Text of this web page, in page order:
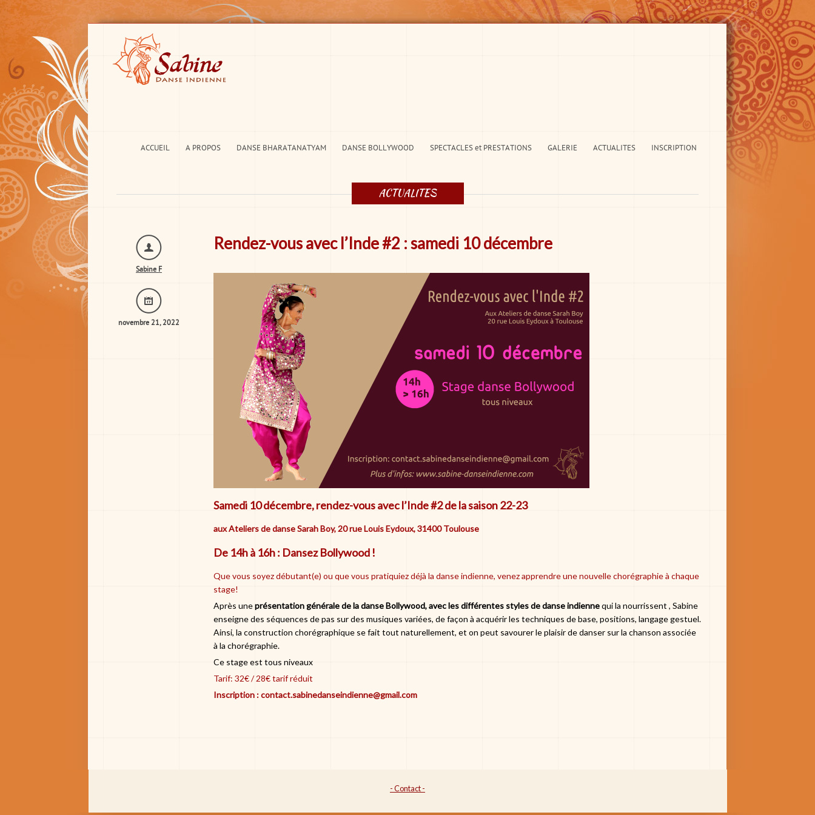
ACCUEIL A PROPOS DANSE BHARATANATYAM DANSE BOLLYWOOD SPECTACLES et PRESTATIONS GALERIE ACTUALITES INSCRIPTION
ACTUALITES
Sabine F
novembre 21, 2022
Rendez-vous avec l’Inde #2 : samedi 10 décembre
Samedi 10 décembre, rendez-vous avec l’Inde #2 de la saison 22-23
aux Ateliers de danse Sarah Boy, 20 rue Louis Eydoux, 31400 Toulouse
De 14h à 16h : Dansez Bollywood !
Que vous soyez débutant(e) ou que vous pratiquiez déjà la danse indienne, venez apprendre une nouvelle chorégraphie à chaque
stage!
Après uneprésentation générale de la danse Bollywood, avec les différentes styles de danse indiennequi la nourrissent , Sabine
enseigne des séquences de pas sur des musiques variées, de façon à acquérir les techniques de base, positions, langage gestuel.
Ainsi, la construction chorégraphique se fait tout naturellement, et on peut savourer le plaisir de danser sur la chanson associée
à la chorégraphie.
Ce stage est tous niveaux
Tarif: 32€ / 28€ tarif réduit
Inscription : contact.sabinedanseindienne@gmail.com
- Contact -